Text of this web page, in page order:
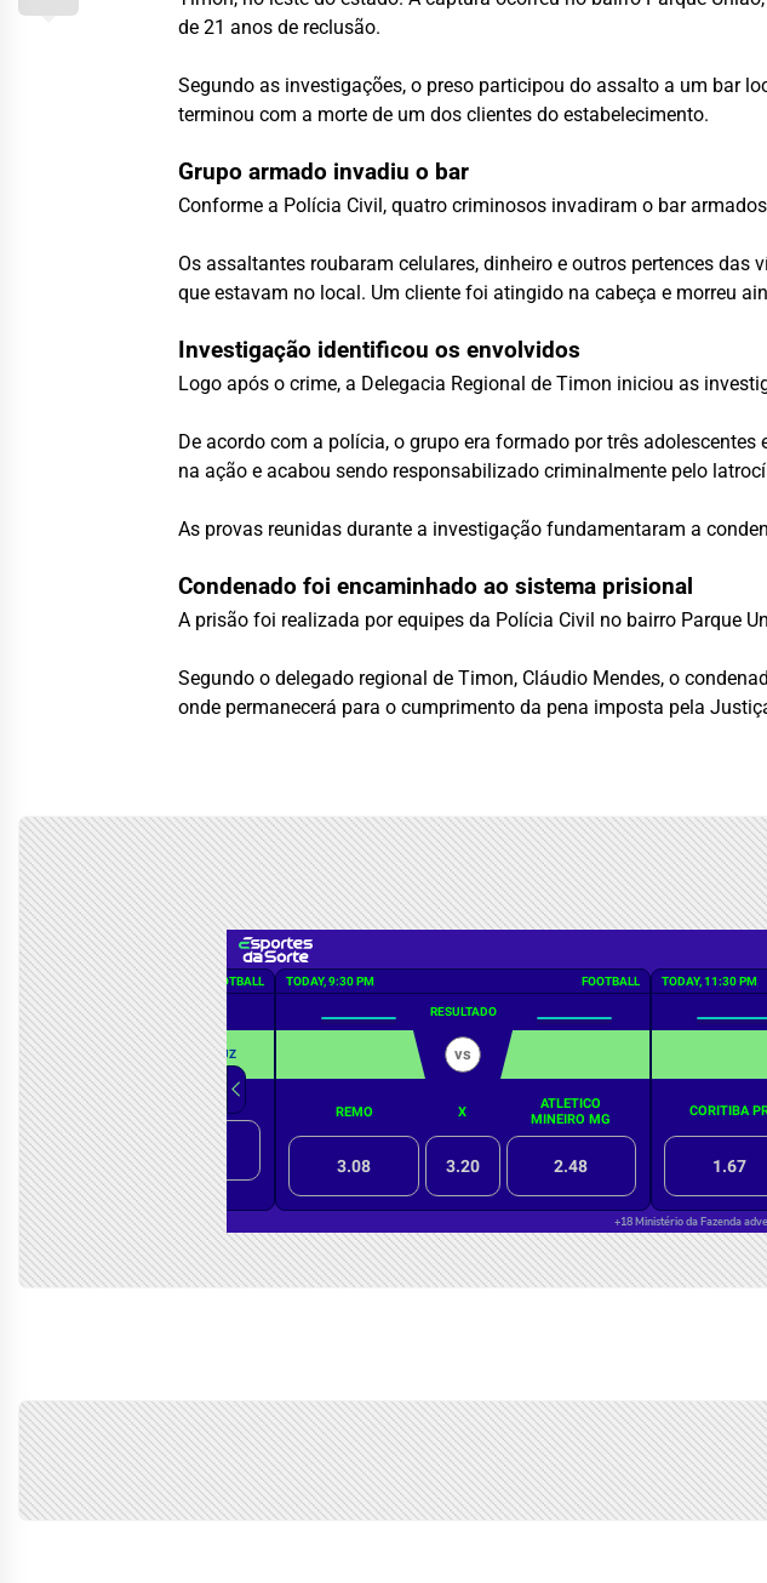
de 21 anos de reclusão.
Segundo as investigações, o preso participou do assalto a um bar
terminou com a morte de um dos clientes do estabelecimento.
Grupo armado invadiu o bar
Conforme a Polícia Civil, quatro criminosos invadiram o bar
Os assaltantes roubaram celulares, dinheiro e outros pertences
que estavam no local. Um cliente foi atingido na cabeça e morreu
Investigação identificou os envolvidos
Logo após o crime, a Delegacia Regional de Timon iniciou as
De acordo com a polícia, o grupo era formado por três
na ação e acabou sendo responsabilizado criminalmente pelo
As provas reunidas durante a investigação fundamentaram a
Condenado foi encaminhado ao sistema prisional
A prisão foi realizada por equipes da Polícia Civil no bairro Parque
Segundo o delegado regional de Timon, Cláudio Mendes, o
onde permanecerá para o cumprimento da pena imposta pela